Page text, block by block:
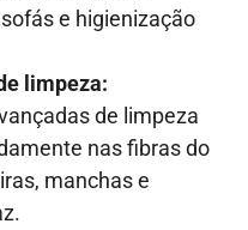
e higienização
limpeza:
de limpeza
nas fibras do
manchas e